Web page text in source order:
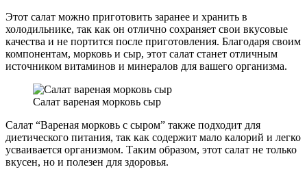
Этот салат можно приготовить заранее и хранить в
холодильнике, так как он отлично сохраняет свои вкусовые
качества и не портится после приготовления. Благодаря своим
компонентам, морковь и сыр, этот салат станет отличным
источником витаминов и минералов для вашего организма.
Салат вареная морковь сыр
Салат “Вареная морковь с сыром” также подходит для
диетического питания, так как содержит мало калорий и легко
усваивается организмом. Таким образом, этот салат не только
вкусен, но и полезен для здоровья.